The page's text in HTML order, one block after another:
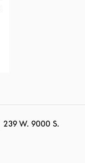
239 W. 9000 S.